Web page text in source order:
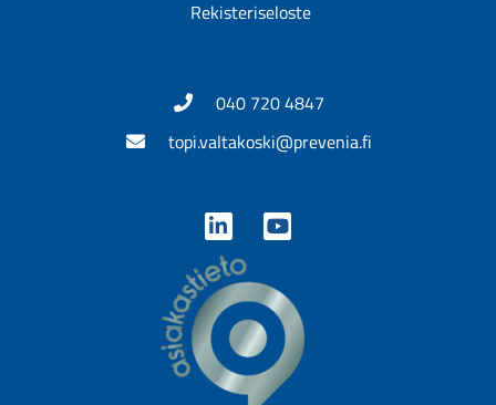
Rekisteriseloste
040 720 4847
topi.valtakoski@prevenia.fi